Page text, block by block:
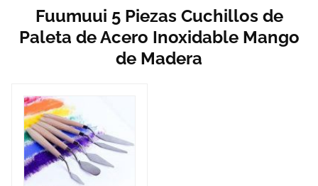
Fuumuui 5 Piezas Cuchillos de
Paleta de Acero Inoxidable Mango
de Madera